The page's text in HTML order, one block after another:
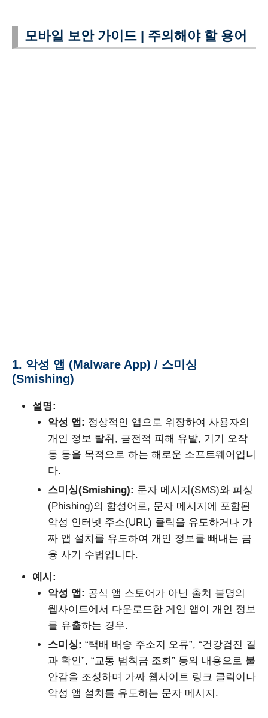
모바일 보안 가이드 | 주의해야 할 용어
1. 악성 앱 (Malware App) / 스미싱
(Smishing)
설명:
악성 앱: 정상적인 앱으로 위장하여 사용자의
개인 정보 탈취, 금전적 피해 유발, 기기 오작
동 등을 목적으로 하는 해로운 소프트웨어입니
다.
스미싱(Smishing): 문자 메시지(SMS)와 피싱
(Phishing)의 합성어로, 문자 메시지에 포함된
악성 인터넷 주소(URL) 클릭을 유도하거나 가
짜 앱 설치를 유도하여 개인 정보를 빼내는 금
융 사기 수법입니다.
예시:
악성 앱: 공식 앱 스토어가 아닌 출처 불명의
웹사이트에서 다운로드한 게임 앱이 개인 정보
를 유출하는 경우.
스미싱: “택배 배송 주소지 오류”, “건강검진 결
과 확인”, “교통 범칙금 조회” 등의 내용으로 불
안감을 조성하며 가짜 웹사이트 링크 클릭이나
악성 앱 설치를 유도하는 문자 메시지.